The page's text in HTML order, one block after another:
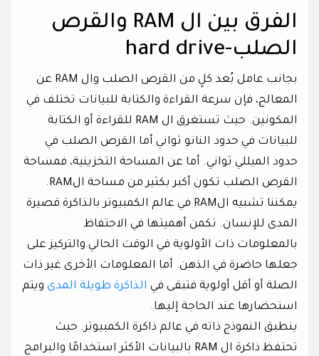
الفرق بين ال RAM والقرص
الصلب-hard drive
بجانب عامل بُعد كلٍ من القرص الصلب وال RAM عن
المعالج، فإن سرعة القراءة والكتابة للبيانات تختلف في
المكونين. حيث تستغرق ال RAM للقراءة أو الكتابة
للبيانات في حدود النانو ثواني أما القرص الصلب في
حدود الميللي ثواني. أما عن المساحة التخزينية، فمساحة
القرص الصلب تكون أكبر بكثير من مساحة الRAM.
يمكننا تشبيه الRAM في عالم الكمبيوتر بالذاكرة قصيرة
المدى للإنسان. تكمن أهميتها في الاحتفاظ
بالمعلومات ذات الأولوية في الوقت الحالي والتركيز على
جعلها حاضرة في الذهن. أما المعلومات الأخرى غير ذات
الصلة أو أقل أولوية فتبقى في الذاكرة طويلة المدى ويتم
استحضارها عند الحاجة إليها.
ينطبق النموذج ذاته في عالم ذاكرة الكمبيوتر. حيث
تحتفظ ذاكرة ال RAM بالبيانات الأكثر استخدامًا والبرامج